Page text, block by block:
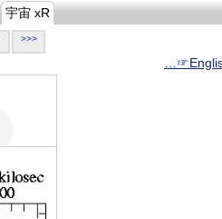
宇宙 xR
>>>